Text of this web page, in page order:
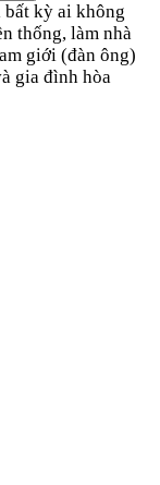
bất kỳ ai không
thống, làm nhà
giới (đàn ông)
gia đình hòa